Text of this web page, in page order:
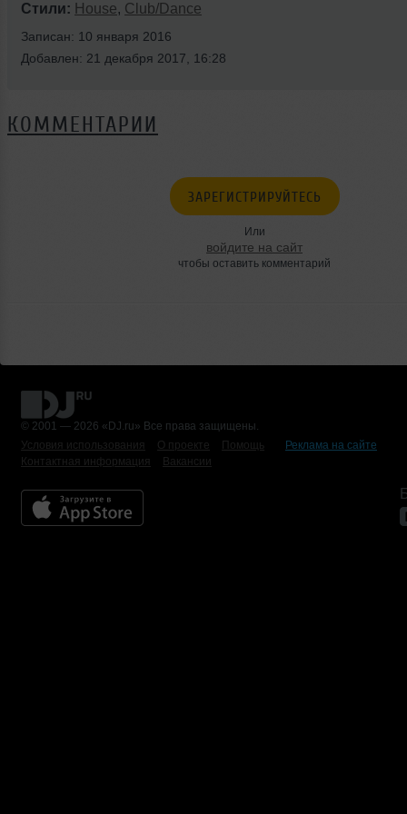
Стили: House, Club/Dance
Записан: 10 января 2016
Добавлен: 21 декабря 2017, 16:28
КОММЕНТАРИИ
ЗАРЕГИСТРИРУЙТЕСЬ
Или
войдите на сайт
чтобы оставить комментарий
© 2001 — 2026 «DJ.ru» Все права защищены.
Условия использования
О проекте Помощь
Реклама на сайте
Контактная информация
Вакансии